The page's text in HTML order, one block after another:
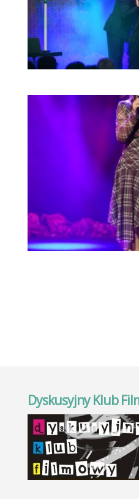
Dyskusyjny Klub